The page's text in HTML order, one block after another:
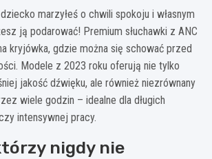
marzyłeś o chwili spokoju i własnym
ją podarować! Premium słuchawki z ANC
kryjówka, gdzie można się schować przed
Modele z 2023 roku oferują nie tylko
jakość dźwięku, ale również niezrównany
wiele godzin – idealne dla długich
intensywnej pracy.
nigdy nie